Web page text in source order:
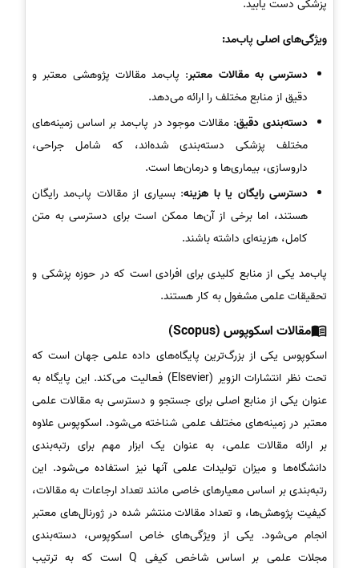
پزشکی دست یابید.
ویژگی‌های اصلی پاب‌مد:
دسترسی به مقالات معتبر: پاب‌مد مقالات پژوهشی معتبر و
دقیق از منابع مختلف را ارائه می‌دهد.
دسته‌بندی دقیق: مقالات موجود در پاب‌مد بر اساس زمینه‌های
مختلف پزشکی دسته‌بندی شده‌اند، که شامل جراحی،
داروسازی، بیماری‌ها و درمان‌ها است.
دسترسی رایگان یا با هزینه: بسیاری از مقالات پاب‌مد رایگان
هستند، اما برخی از آن‌ها ممکن است برای دسترسی به متن
کامل، هزینه‌ای داشته باشند.
پاب‌مد یکی از منابع کلیدی برای افرادی است که در حوزه پزشکی و
تحقیقات علمی مشغول به کار هستند.
مقالات اسکوپوس (Scopus)
اسکوپوس یکی از بزرگ‌ترین پایگاه‌های داده علمی جهان است که
تحت نظر انتشارات الزویر (Elsevier) فعالیت می‌کند. این پایگاه به
عنوان یکی از منابع اصلی برای جستجو و دسترسی به مقالات علمی
معتبر در زمینه‌های مختلف علمی شناخته می‌شود. اسکوپوس علاوه
بر ارائه مقالات علمی، به عنوان یک ابزار مهم برای رتبه‌بندی
دانشگاه‌ها و میزان تولیدات علمی آنها نیز استفاده می‌شود. این
رتبه‌بندی بر اساس معیارهای خاصی مانند تعداد ارجاعات به مقالات،
کیفیت پژوهش‌ها، و تعداد مقالات منتشر شده در ژورنال‌های معتبر
انجام می‌شود. یکی از ویژگی‌های خاص اسکوپوس، دسته‌بندی
مجلات علمی بر اساس شاخص کیفی Q است که به ترتیب